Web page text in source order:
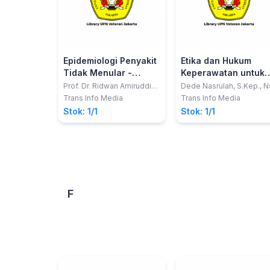
Epidemiologi Penyakit
Tidak Menular -
Kualitas Keperawatan
dan Kualitas Hidup
Penderita Diabetes
Melitus (Quality of
Prof. Dr. Ridwan Amiruddin,
SKM., M.Kes., M.Sc.PH.
Trans Info Media
Stok: 1/1
Etika dan Hukum
Keperawatan untuk
Mahasiswa dan
Praktisi
Dede Nasrulah, S.Kep.,
Trans Info Media
Stok: 1/1
F